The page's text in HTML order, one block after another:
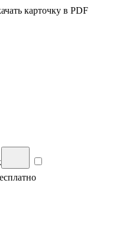
карточку в PDF